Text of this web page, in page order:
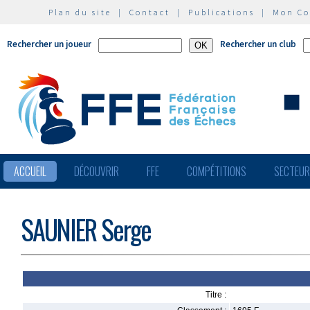
Plan du site | Contact | Publications | Mon
Rechercher un joueur Rechercher un club
ACCUEIL DÉCOUVRIR FFE COMPÉTITIONS
SAUNIER Serge
Titre :